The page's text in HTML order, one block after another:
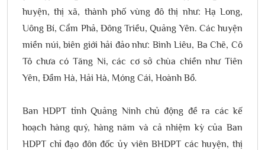
huyện, thị xã, thành phố vùng đô thị như: Hạ Long,
Uông Bí, Cẩm Phả, Đông Triều, Quảng Yên. Các huyện
miền núi, biên giới hải đảo như: Bình Liêu, Ba Chẽ, Cô
Tô chưa có Tăng Ni, các cơ sở chùa chiền như Tiên
Yên, Đầm Hà, Hải Hà, Móng Cái, Hoành Bồ.
Ban HDPT tỉnh Quảng Ninh chủ động đề ra các kế
hoạch hàng quý, hàng năm và cả nhiệm kỳ của Ban
HDPT chỉ đạo đôn đốc ủy viên BHDPT các huyện, thị